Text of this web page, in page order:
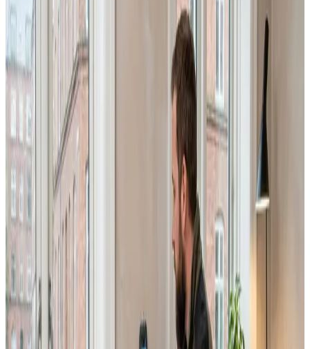
Erhverv, kontor og industri